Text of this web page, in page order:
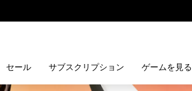
セール サブスクリプション ゲームを見る